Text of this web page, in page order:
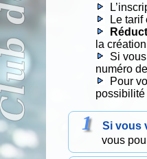
Le
la
Si
numéro
Pour
Si vous
vous